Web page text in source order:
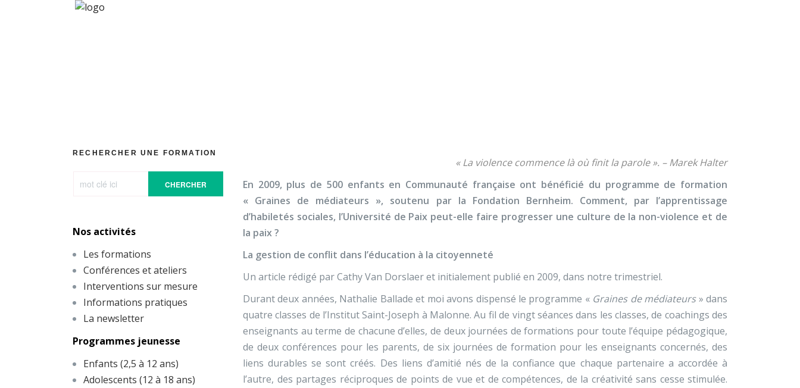
« La violence commence là où finit la parole ». – Marek Halter
En 2009, plus de 500 enfants en Communauté française ont bénéficié du programme de formation
« Graines de médiateurs », soutenu par la Fondation Bernheim. Comment, par l’apprentissage
d’habiletés sociales, l’Université de Paix peut-elle faire progresser une culture de la non-violence et de
la paix ?
La gestion de conflit dans l’éducation à la citoyenneté
Un article rédigé par Cathy Van Dorslaer et initialement publié en 2009, dans notre trimestriel.
Durant deux années, Nathalie Ballade et moi avons dispensé le programme « Graines de médiateurs» dans
quatre classes de l’Institut Saint-Joseph à Malonne. Au fil de vingt séances dans les classes, de coachings des
enseignants au terme de chacune d’elles, de deux journées de formations pour toute l’équipe pédagogique,
de deux conférences pour les parents, de six journées de formation pour les enseignants concernés, des
liens durables se sont créés. Des liens d’amitié nés de la confiance que chaque partenaire a accordée à
l’autre, des partages réciproques de points de vue et de compétences, de la créativité sans cesse stimulée.
RECHERCHER UNE FORMATION
CHERCHER
Nos activités
Les formations
Conférences et ateliers
Interventions sur mesure
Informations pratiques
La newsletter
Programmes jeunesse
Enfants (2,5 à 12 ans)
Adolescents (12 à 18 ans)